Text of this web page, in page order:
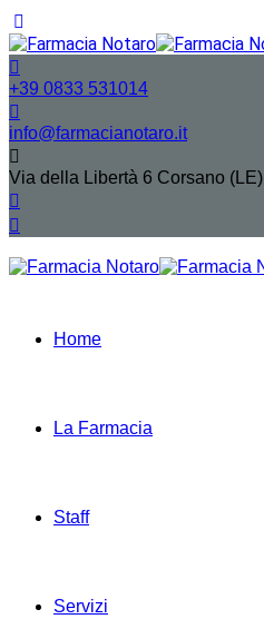
+39 0833 531014
info@farmacianotaro.it
Via della Libertà 6 Corsano (LE)
Home
La Farmacia
Staff
Servizi